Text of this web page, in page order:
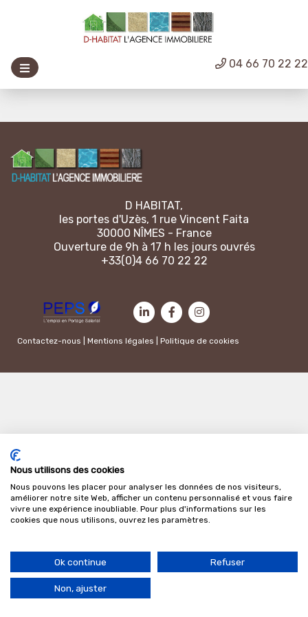
04 66 70 22 22
D HABITAT,
les portes d'Uzès, 1 rue Vincent Faita
30000 NÎMES - France
Ouverture de 9h à 17 h les jours ouvrés
+33(0)4 66 70 22 22
Contactez-nous |Mentions légales |Politique de cookies
Nous utilisons des cookies
Nous pouvons les placer pour analyser les données de nos visiteurs,
améliorer notre site Web, afficher un contenu personnalisé et vous faire
vivre une expérience inoubliable. Pour plus d'informations sur les
cookies que nous utilisons, ouvrez les paramètres.
Ok continue Refuser
Non, ajuster